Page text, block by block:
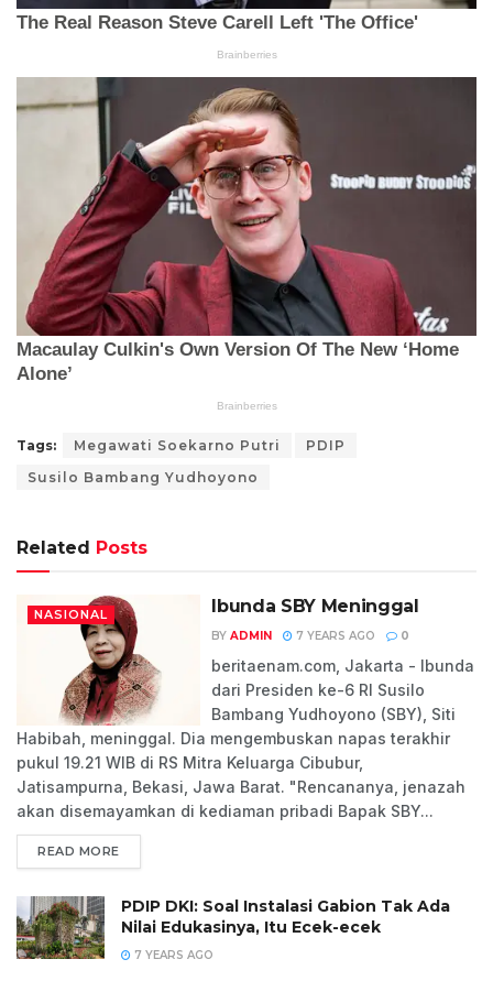
Tags: Megawati Soekarno Putri
PDIP
Susilo Bambang Yudhoyono
Related Posts
NASIONAL Ibunda SBY Meninggal
BY ADMIN 7 YEARS AGO 0
beritaenam.com, Jakarta - Ibunda
dari Presiden ke-6 RI Susilo
Bambang Yudhoyono (SBY), Siti
Habibah, meninggal. Dia mengembuskan napas terakhir
pukul 19.21 WIB di RS Mitra Keluarga Cibubur,
Jatisampurna, Bekasi, Jawa Barat. "Rencananya, jenazah
akan disemayamkan di kediaman pribadi Bapak SBY...
READ MORE
PDIP DKI: Soal Instalasi Gabion Tak Ada
Nilai Edukasinya, Itu Ecek-ecek
7 YEARS AGO